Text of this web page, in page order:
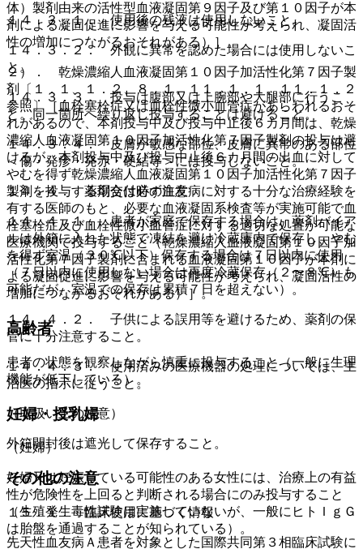
１４．３．１． 使用後の残液は使用しないこと。
１４．３．２． 外観に異常を認めた場合には使用しないこ
と。
１４．３．３． 投与は腹部又は上腕部や大腿部に行うこ
と。同一箇所へ繰り返し投与することは避けること。
１４．３．４． 皮膚が敏感な部位、皮膚に異常のある部位
＜傷・発疹・発赤・硬結等＞には投与しないこと。
１４．４． 薬剤交付時の注意
１４．４．１． 患者が家庭で保存する場合は、薬剤バイア
ルは外箱に入れた状態で凍結を避け冷蔵庫内で保存し、やむ
を得ず室温（３０℃以下）保存する場合は７日以内に使用
（７日以内に使用しない場合は再度冷蔵保存（２〜８℃）も
可能だが、室温での保存は累積７日を超えない）。
１４．４．２． 子供による誤用等を避けるため、薬剤の保
管に十分注意すること。
１４．４．３． 使用済みの医療機器の処理については、主
治医の指示に従うこと。
（取扱い上の注意）
外箱開封後は遮光して保存すること。
その他の注意
１５．１． 臨床使用に基づく情報
先天性血友病Ａ患者を対象とした国際共同第３相臨床試験に
体）製剤由来の活性型血液凝固第９因子及び第１０因子が本
剤による凝固促進に影響を与える可能性が考えられ、凝固活
性の増加につながるおそれがある）］。
２）． 乾燥濃縮人血液凝固第１０因子加活性化第７因子製
剤〔１．１、１．２、８．１、１１．１．１、１１．１．２
参照〕［血栓塞栓症又は血栓性微小血管症があらわれるおそ
れがあるので、本剤投与中及び投与中止後６カ月間は、乾燥
濃縮人血液凝固第１０因子加活性化第７因子製剤の投与は避
けるが、本剤投与中及び投与中止後６カ月間の出血に対して
やむを得ず乾燥濃縮人血液凝固第１０因子加活性化第７因子
製剤を投与する場合は必ず血友病に対する十分な治療経験を
有する医師のもと、必要な血液凝固系検査等が実施可能で血
栓塞栓症及び血栓性微小血管症に対する適切な処置が可能な
医療機関で投与すること（乾燥濃縮人血液凝固第１０因子加
活性化第７因子製剤に含まれる血液凝固第１０因子が本剤に
よる凝固促進に影響を与える可能性が考えられ、凝固活性の
増加につながるおそれがある）］。
高齢者
患者の状態を観察しながら慎重に投与すること（一般に生理
機能が低下している）。
妊婦・授乳婦
（妊婦）
妊婦又は妊娠している可能性のある女性には、治療上の有益
性が危険性を上回ると判断される場合にのみ投与すること
（生殖発生毒性試験は実施していないが、一般にヒトＩｇＧ
は胎盤を通過することが知られている）。